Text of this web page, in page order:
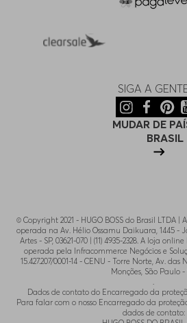
SIGA A
MUDAR DE
BRASIL
© Copyright 2021 - HUGO BOSS do Brasil LTDA |
operada na Av. Hélio Ossamu Daikuara, 1445 -
Artes - SP, 03621-070 | (11) 4935-2328. A loja
operada pela Infracommerce Negócios e
15.427.207/0001-14 - CENU - Torre Norte, Av. das
Monções, São Paulo -
.
Dados de contato do Encarregado da
Para falar com o nosso Encarregado da
dados de contato: